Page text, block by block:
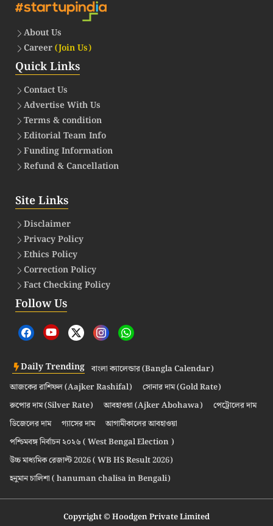
About Us
Career(Join Us)
Quick Links
Contact Us
Advertise With Us
Terms & condition
Editorial Team Info
Funding Information
Refund & Cancellation
Site Links
Disclaimer
Privacy Policy
Ethics Policy
Correction Policy
Fact Checking Policy
Follow Us
Daily Trending বাংলা ক্যালেন্ডার (Bangla Calendar)
আজকের রাশিফল (Aajker Rashifal)
সোনার দাম (Gold Rate)
রুপোর দাম (Silver Rate)
আবহাওয়া (Ajker Abohawa)
পেট্রোলের দাম
ডিজেলের দাম
গ্যাসের দাম
আগামীকালের আবহাওয়া
পশ্চিমবঙ্গ নির্বাচন ২০২৬ ( West Bengal Election )
উচ্চ মাধ্যমিক রেজাল্ট 2026 ( WB HS Result 2026)
হনুমান চালিশা ( hanuman chalisa in Bengali)
Copyright © Hoodgen Private Limited